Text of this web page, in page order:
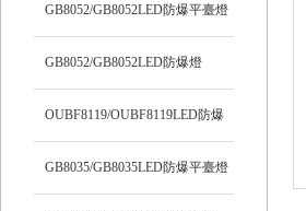
明燈
GB8052/GB8052LED防爆平臺燈
GB8052/GB8052LED防爆燈
OUBF8119/OUBF8119LED防爆
燈
GB8035/GB8035LED防爆平臺燈